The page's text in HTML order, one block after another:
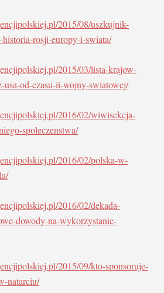
2015/08/uszkujnik-
rosji-europy-i-swiata/
2015/03/lista-krajow-
usa-od-czasu-ii-wojny-swiatowej/
2016/02/wiwisekcja-
spoleczenstwa/
2016/02/polska-w-
2016/02/dekada-
dowody-na-wykorzystanie-
2015/09/kto-sponsoruje-
natarciu/